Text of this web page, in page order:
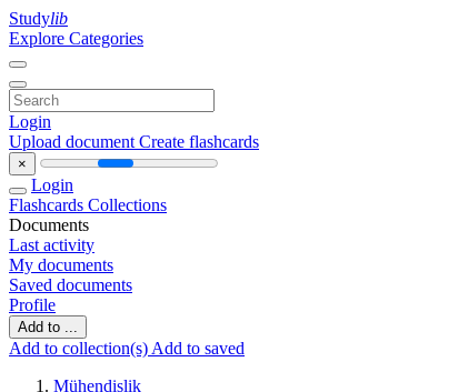
Studylib
Explore Categories
Login
Upload document Create flashcards
×
Login
Flashcards Collections
Documents
Last activity
My documents
Saved documents
Profile
Add to ...
Add to collection(s) Add to saved
Mühendislik